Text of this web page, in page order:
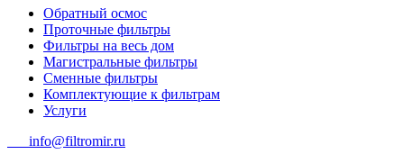
Обратный осмос
Проточные фильтры
Фильтры на весь дом
Магистральные фильтры
Сменные фильтры
Комплектующие к фильтрам
Услуги
info@filtromir.ru